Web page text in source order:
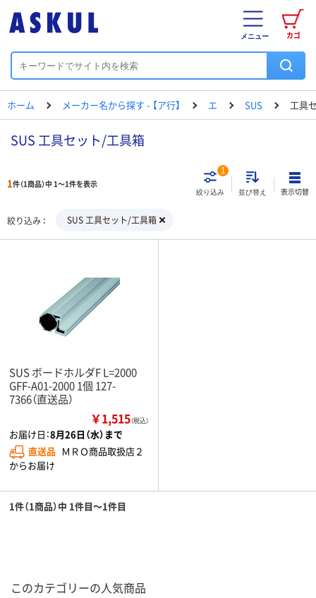
カゴ
メニュー
ホーム メーカー名から探す - 【ア行】 エ SUS 工具
SUS 工具セット/工具箱
1件（1商品）中 1～1件を表示
絞り込み
1
並び替え 表示切替
絞り込み SUS 工具セット/工具箱
SUS ボードホルダF L=2000
GFF-A01-2000 1個 127-
7366（直送品）
￥1,515（税込）
お届け日：8月26日（水）まで
直送品 ＭＲＯ商品取扱店２
からお届け
1件（1商品）中 1件目～1件目
このカテゴリーの人気商品